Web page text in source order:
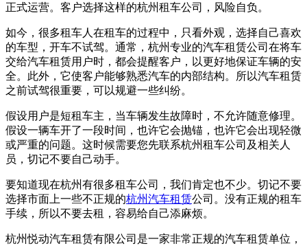
正式运营。客户选择这样的杭州租车公司，风险自负。
如今，很多租车人在租车的过程中，只看外观，选择自己喜欢
的车型，开车不试驾。通常，杭州专业的汽车租赁公司在将车
交给汽车租赁用户时，都会提醒客户，以更好地保证车辆的安
全。此外，它使客户能够熟悉汽车的内部结构。所以汽车租赁
之前试驾很重要，可以规避一些纠纷。
假设用户是短租车主，当车辆发生故障时，不允许随意修理。
假设一辆车开了一段时间，也许它会抛锚，也许它会出现轻微
或严重的问题。这时候需要您先联系杭州租车公司及相关人
员，切记不要自己动手。
要知道现在杭州有很多租车公司，我们肯定也不少。切记不要
选择市面上一些不正规的杭州汽车租赁公司。没有正规的租车
手续，所以不要去租，容易给自己添麻烦。
杭州悦动汽车租赁有限公司是一家非常正规的汽车租赁单位，